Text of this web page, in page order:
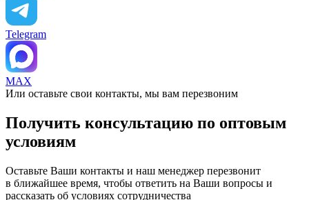
Telegram
MAX
Или оставьте свои контакты, мы вам перезвоним
Получить консультацию по оптовым
условиям
Оставьте Ваши контакты и наш менеджер перезвонит
в ближайшее время, чтобы ответить на Ваши вопросы и
рассказать об условиях сотрудничества